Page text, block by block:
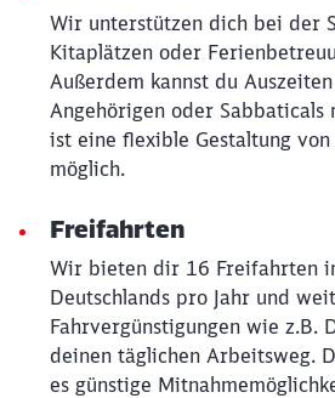
Wir unterstützen dich bei der
Kitaplätzen oder
Außerdem kannst du
Angehörigen oder Sabbaticals
ist eine flexible Gestaltung
möglich.
Freifahrten
Wir bieten dir 16 Freifahrten
Deutschlands pro Jahr und
Fahrvergünstigungen wie z.B.
deinen täglichen Arbeitsweg.
es günstige